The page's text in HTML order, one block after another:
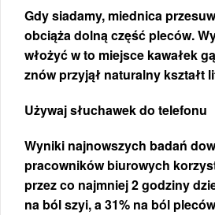
Gdy siadamy, miednica
obciąża dolną część pleców.
włożyć w to miejsce kawałek
znów przyjął naturalny kształt
Używaj słuchawek do telefonu
Wyniki najnowszych badań
pracowników biurowych
przez co najmniej 2 godziny
na ból szyi, a 31% na ból